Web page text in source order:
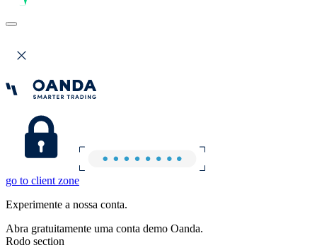
go to client zone
Experimente a nossa conta.
Abra gratuitamente uma conta demo Oanda.
Rodo section